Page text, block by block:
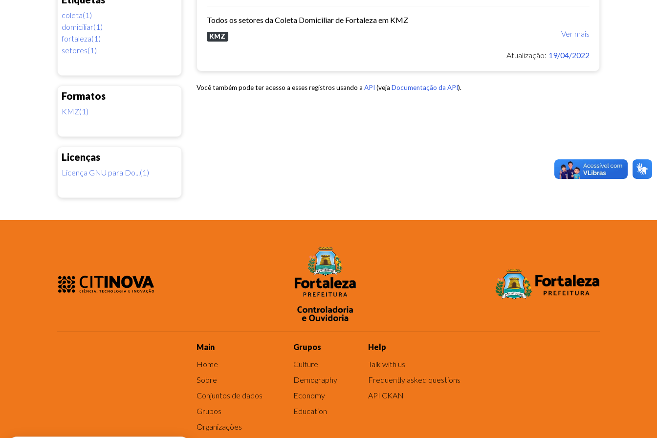
coleta(1)
domiciliar(1)
fortaleza(1)
setores(1)
Formatos
KMZ(1)
Licenças
Licença GNU para Do...(1)
Todos os setores da Coleta Domiciliar de Fortaleza em KMZ
Ver mais
KMZ
Atualização: 19/04/2022
Você também pode ter acesso a esses registros usando a API (veja Documentação da API).
Main
Home
Sobre
Conjuntos de dados
Grupos
Organizações
Grupos
Culture
Demography
Economy
Education
Help
Talk with us
Frequently asked questions
API CKAN